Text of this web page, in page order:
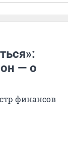
— о
финансов